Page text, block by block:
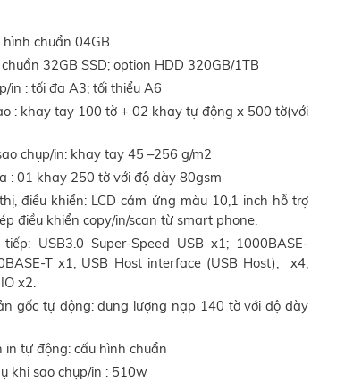
hình chuẩn 04GB
32GB SSD; option HDD 320GB/1TB
in : tối đa A3; tối thiểu A6
: khay tay 100 tờ + 02 khay tự động x 500 tờ(với
chụp/in: khay tay 45 –256 g/m2
: 01 khay 250 tờ với độ dày 80gsm
điều khiển: LCD cảm ứng màu 10,1 inch hỗ trợ
điều khiển copy/in/scan từ smart phone.
USB3.0 Super-Speed USB x1; 1000BASE-
T x1; USB Host interface (USB Host); x4;
x2.
gốc tự động: dung lượng nạp 140 tờ với độ dày
in tự động: cấu hình chuẩn
khi sao chụp/in : 510w